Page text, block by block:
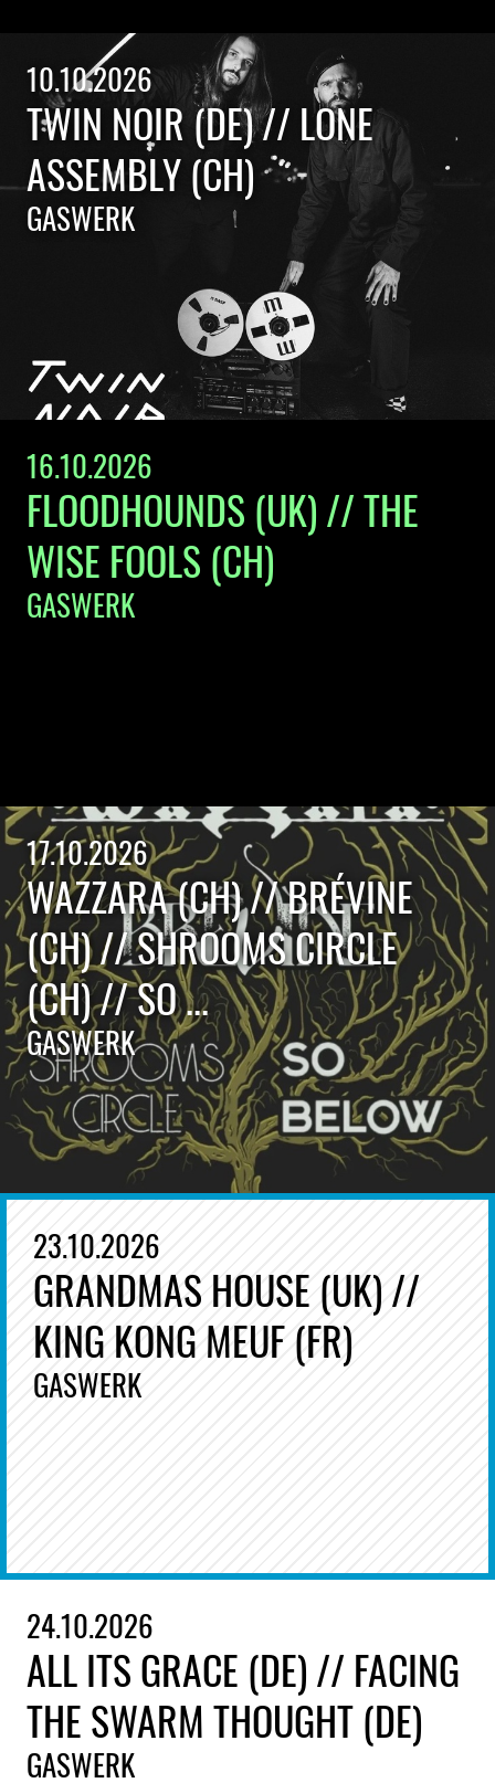
10.10.2026
TWIN NOIR (DE) // LONE
ASSEMBLY (CH)
GASWERK
16.10.2026
FLOODHOUNDS (UK) // THE
WISE FOOLS (CH)
GASWERK
17.10.2026
WAZZARA (CH) // BRÉVINE
(CH) // SHROOMS CIRCLE
(CH) // SO ...
GASWERK
23.10.2026
GRANDMAS HOUSE (UK) //
KING KONG MEUF (FR)
GASWERK
24.10.2026
ALL ITS GRACE (DE) // FACING
THE SWARM THOUGHT (DE)
GASWERK